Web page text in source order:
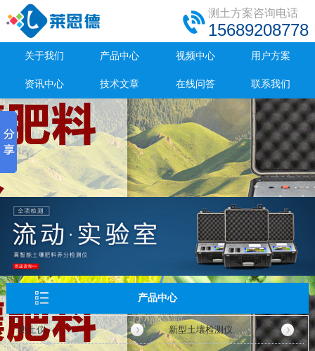
测土方案咨询电话
15689208778
关于我们 产品中心 视频中心 用户方案
资讯中心 技术文章 在线问答 联系我们
产品中心
测土仪 新型土壤检测仪